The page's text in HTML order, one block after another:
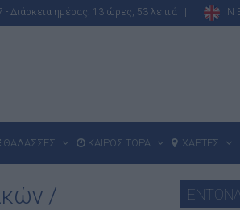
- Διάρκεια ημέρας: 13 ώρες, 53 λεπτά | IN
ΘΑΛΑΣΣΕΣ ΚΑΙΡΟΣ ΤΩΡΑ ΧΑΡΤΕΣ
/